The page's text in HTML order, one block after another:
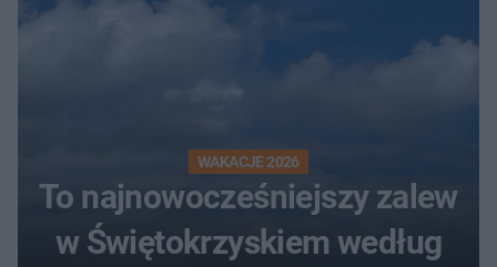
WAKACJE 2026
To najnowocześniejszy zalew
w Świętokrzyskiem według